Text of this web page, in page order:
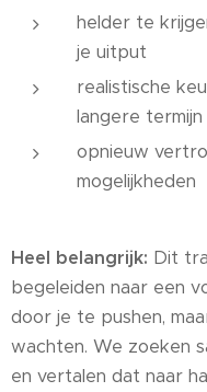
helder te
je uitput
realistische
langere termijn
opnieuw
mogelijkheden
Heel belangrijk: Dit
begeleiden naar een
door je te pushen,
wachten. We zoeken
en vertalen dat naar